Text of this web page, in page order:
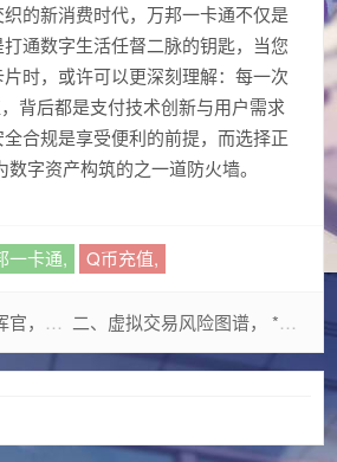
的新消费时代，万邦一卡通不仅是
通数字生活任督二脉的钥匙，当您
时，或许可以更深刻理解：每一次
背后都是支付技术创新与用户需求
合规是享受便利的前提，而选择正
字资产构筑的之一道防火墙。
一卡通, Q币充值,
长启示录 二、虚拟交易风险图谱， *** DNF市场隐藏的七大陷阱